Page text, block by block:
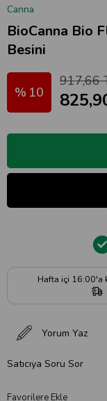
Canna
BioCanna Bio
Besini
10
917,66
Favorilere Ekle
Yorum Yaz
Satıcıya Soru Sor
Hafta içi 16:00'a